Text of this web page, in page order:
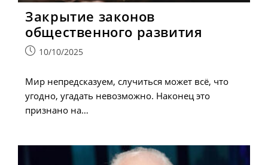
Закрытие законов
общественного развития
Запись10/10/2025
Мир непредсказуем, случиться может всё, что
угодно, угадать невозможно. Наконец это
признано на…